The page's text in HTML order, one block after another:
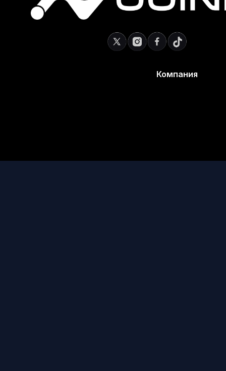
Компания